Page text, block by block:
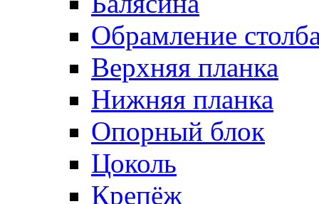
Обрамление
Верхняя планка
Нижняя планка
Опорный блок
Цоколь
Крепёж